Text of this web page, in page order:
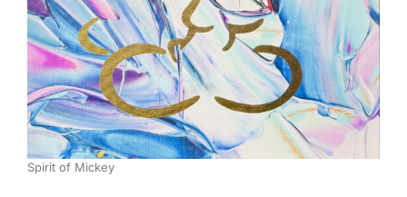
Spirit of Mickey